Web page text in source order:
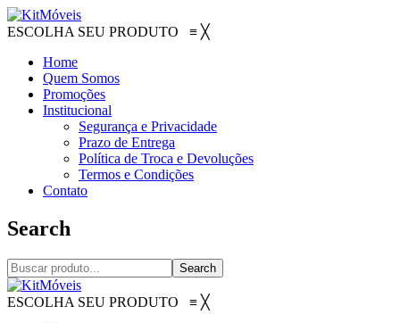
ESCOLHA SEU PRODUTO ≡ ╳
Home
Quem Somos
Promoções
Institucional
Segurança e Privacidade
Prazo de Entrega
Política de Troca e Devoluções
Termos e Condições
Contato
Search
Search
ESCOLHA SEU PRODUTO ≡ ╳